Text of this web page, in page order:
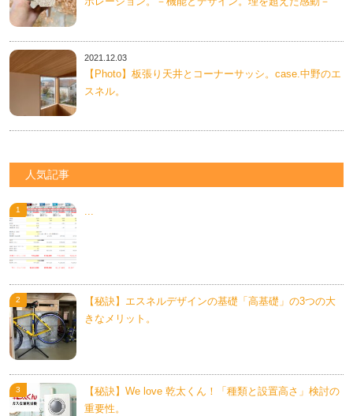
2021.12.03
【Photo】板張り天井とコーナーサッシ。case.中野のエ
スネル。
人気記事
...
【秘訣】エスネルデザインの基礎「高基礎」の3つの大
きなメリット。
【秘訣】We love 乾太くん！「種類と設置高さ」検討の
重要性。